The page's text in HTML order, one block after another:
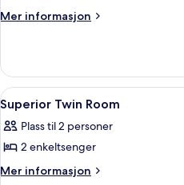
Mer informasjon
Mer
(Corner)
Åpne
alle
bildene
av
Superior
2
Superior Twin Room
Plass til 2 personer
2 enkeltsenger
Mer informasjon
Mer